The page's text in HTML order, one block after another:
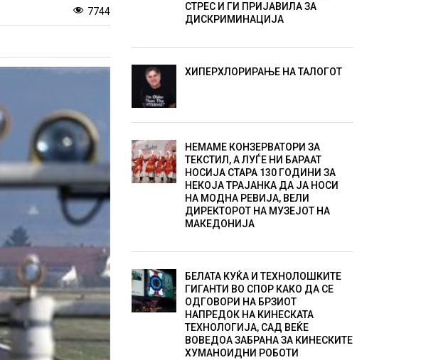
7744
СТРЕС И ГИ ПРИЈАВИЛА ЗА
ДИСКРИМИНАЦИЈА
ХИПЕРХЛОРИРАЊЕ НА ТАЛОГОТ
НЕМАМЕ КОНЗЕРВАТОРИ ЗА
ТЕКСТИЛ, А ЛУЃЕ НИ БАРААТ
НОСИЈА СТАРА 130 ГОДИНИ ЗА
НЕКОЈА ТРАЈАНКА ДА ЈА НОСИ
НА МОДНА РЕВИЈА, ВЕЛИ
ДИРЕКТОРОТ НА МУЗЕЈОТ НА
МАКЕДОНИЈА
БЕЛАТА КУЌА И ТЕХНОЛОШКИТЕ
ГИГАНТИ ВО СПОР КАКО ДА СЕ
ОДГОВОРИ НА БРЗИОТ
НАПРЕДОК НА КИНЕСКАТА
ТЕХНОЛОГИЈА, САД ВЕЌЕ
ВОВЕДОА ЗАБРАНА ЗА КИНЕСКИТЕ
ХУМАНОИДНИ РОБОТИ